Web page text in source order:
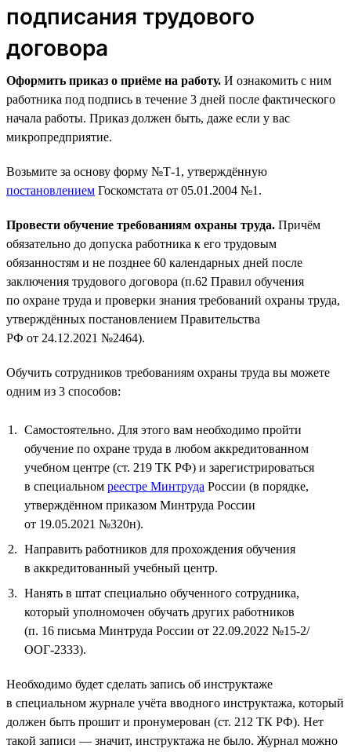
подписания трудового
договора
Оформить приказ о приёме на работу. И ознакомить с ним
работника под подпись в течение 3 дней после фактического
начала работы. Приказ должен быть, даже если у вас
микропредприятие.
Возьмите за основу форму №Т-1, утверждённую
постановлением Госкомстата от 05.01.2004 №1.
Провести обучение требованиям охраны труда. Причём
обязательно до допуска работника к его трудовым
обязанностям и не позднее 60 календарных дней после
заключения трудового договора (п.62 Правил обучения
по охране труда и проверки знания требований охраны труда,
утверждённых постановлением Правительства
РФ от 24.12.2021 №2464).
Обучить сотрудников требованиям охраны труда вы можете
одним из 3 способов:
Самостоятельно. Для этого вам необходимо пройти
обучение по охране труда в любом аккредитованном
учебном центре (ст. 219 ТК РФ) и зарегистрироваться
в специальном реестре Минтруда России (в порядке,
утверждённом приказом Минтруда России
от 19.05.2021 №320н).
Направить работников для прохождения обучения
в аккредитованный учебный центр.
Нанять в штат специально обученного сотрудника,
который уполномочен обучать других работников
(п. 16 письма Минтруда России от 22.09.2022 №15-2/
ООГ-2333).
Необходимо будет сделать запись об инструктаже
в специальном журнале учёта вводного инструктажа, который
должен быть прошит и пронумерован (ст. 212 ТК РФ). Нет
такой записи — значит, инструктажа не было. Журнал можно